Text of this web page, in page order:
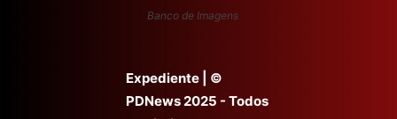
Banco de Imagens
Expediente | ©
PDNews 2025 - Todos